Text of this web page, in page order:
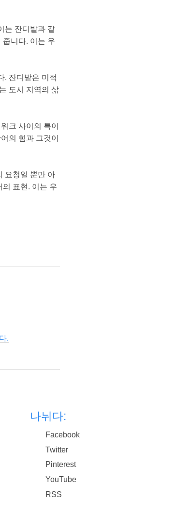
는 잔디밭과 같
니다. 이는 우
. 잔디밭은 미적
도시 지역의 삶
크 사이의 특이
의 힘과 그것이
요청일 뿐만 아
표현. 이는 우
.
나뉘다:
Facebook
Twitter
Pinterest
YouTube
RSS